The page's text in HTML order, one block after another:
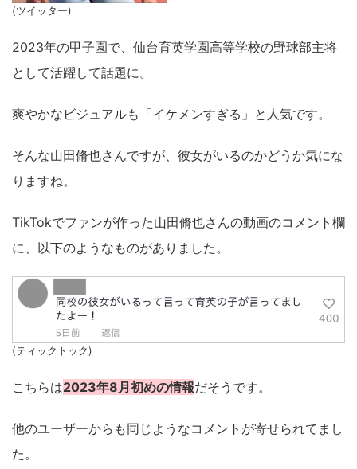
(ツイッター)
2023年の甲子園で、仙台育英学園高等学校の野球部主将
として活躍して話題に。
爽やかなビジュアルも「イケメンすぎる」と人気です。
そんな山田脩也さんですが、彼女がいるのかどうか気にな
りますね。
TikTokでファンが作った山田脩也さんの動画のコメント欄
に、以下のようなものがありました。
(ティックトック)
こちらは2023年8月初めの情報だそうです。
他のユーザーからも同じようなコメントが寄せられてまし
た。